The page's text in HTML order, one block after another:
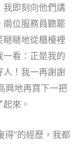
我即刻向他們講
兩位服務員聽罷
瞇瞇地從櫃檯裡
一看：正是我的
人！我一再謝謝
興地再買下一把
來。
得”的經歷，我都